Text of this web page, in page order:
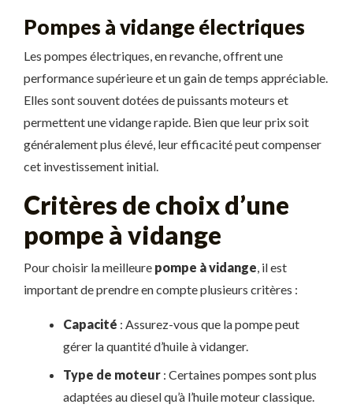
Pompes à vidange électriques
Les pompes électriques, en revanche, offrent une
performance supérieure et un gain de temps appréciable.
Elles sont souvent dotées de puissants moteurs et
permettent une vidange rapide. Bien que leur prix soit
généralement plus élevé, leur efficacité peut compenser
cet investissement initial.
Critères de choix d’une
pompe à vidange
Pour choisir la meilleure pompe à vidange, il est
important de prendre en compte plusieurs critères :
Capacité : Assurez-vous que la pompe peut
gérer la quantité d’huile à vidanger.
Type de moteur: Certaines pompes sont plus
adaptées au diesel qu’à l’huile moteur classique.